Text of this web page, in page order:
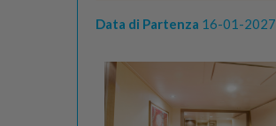
Data di Partenza 16-01-2027